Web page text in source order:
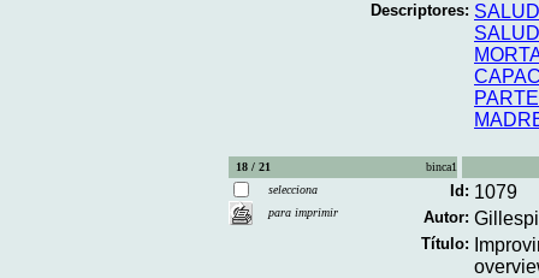
Descriptores:
18 / 21
binca1
selecciona
para imprimir
Id: 1079
Autor:
Título: